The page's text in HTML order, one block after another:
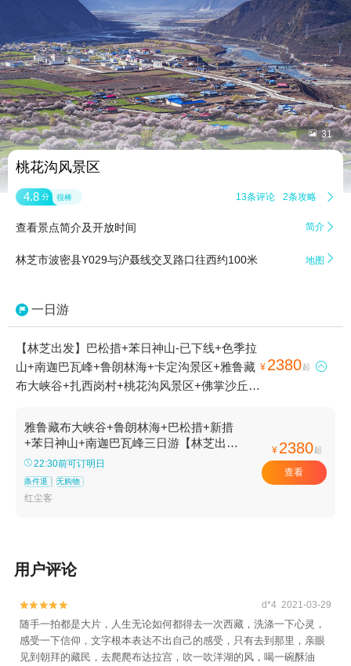
 31
桃花沟风景区
4.8 分 很棒 13条评论 2条攻略 
查看景点简介及开放时间 简介 
林芝市波密县Y029与沪聂线交叉路口往西约100米 地图 
一日游
【林芝出发】巴松措+苯日神山-已下线+色季拉
山+南迦巴瓦峰+鲁朗林海+卡定沟景区+雅鲁藏
布大峡谷+扎西岗村+桃花沟风景区+佛掌沙丘
游
¥ 2380起 
雅鲁藏布大峡谷+鲁朗林海+巴松措+新措
+苯日神山+南迦巴瓦峰三日游【林芝出发
丨全景游.接送8人团丨景区观景房】
22:30前可订明日
条件退 无购物
红尘客
¥ 2380起
查看
用户评论

 d*4 2021-03-29
随手一拍都是大片，人生无论如何都得去一次西藏，洗涤一下心灵，
感受一下信仰，文字根本表达不出自己的感受，只有去到那里，亲眼
见到朝拜的藏民，去爬爬布达拉宫，吹一吹洋湖的风，喝一碗酥油